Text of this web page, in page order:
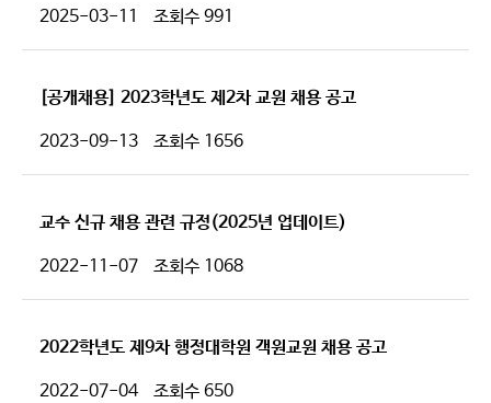
2025-03-11 조회수 991
[공개채용] 2023학년도 제2차 교원 채용 공고
2023-09-13 조회수 1656
교수 신규 채용 관련 규정(2025년 업데이트)
2022-11-07 조회수 1068
2022학년도 제9차 행정대학원 객원교원 채용 공고
2022-07-04 조회수 650